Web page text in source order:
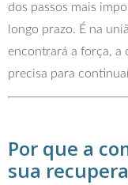
dos passos mais
longo prazo. É na
encontrará a força, a
precisa para
Por que a
sua